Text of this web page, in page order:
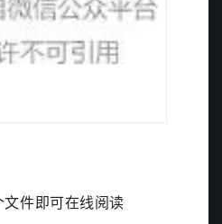
文件即可在线阅读